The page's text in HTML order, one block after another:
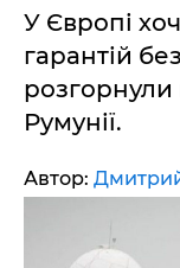
У Європі
гарантій
розгорнули
Румунії.
Автор: